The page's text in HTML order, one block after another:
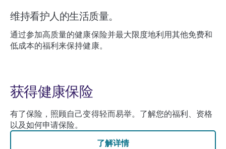
维持看护人的生活质量。
通过参加高质量的健康保险并最大限度地利用其他免费和
低成本的福利来保持健康。
获得健康保险
有了保险，照顾自己变得轻而易举。了解您的福利、资格
以及如何申请保险。
了解详情